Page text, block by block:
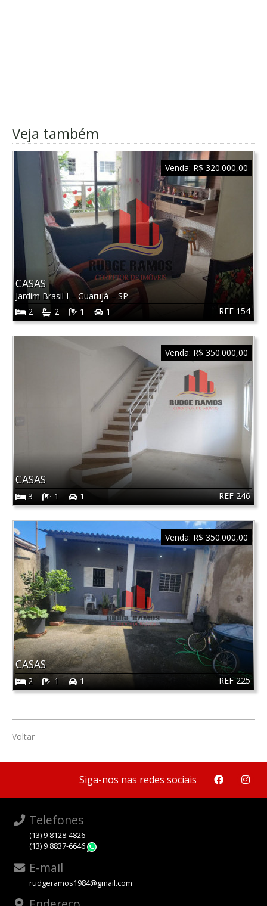
Veja também
REF 154
CASAS
Jardim Brasil I –Guarujá– SP
2
2 1 1
Venda: R$ 320.000,00
REF 246
CASAS
3 1 1
Venda: R$ 350.000,00
REF 225
CASAS
2 1 1
Venda: R$ 350.000,00
Voltar
Siga-nos nas redes sociais
Telefones
(13) 9 8128-4826
(13) 9 8837-6646
E-mail
rudgeramos1984@gmail.com